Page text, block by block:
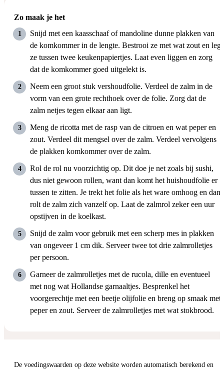
Zo maak je het
Snijd met een kaasschaaf of mandoline dunne plakken van
de komkommer in de lengte. Bestrooi ze met wat zout en leg
ze tussen twee keukenpapiertjes. Laat even liggen en zorg
dat de komkommer goed uitgelekt is.
Neem een groot stuk vershoudfolie. Verdeel de zalm in de
vorm van een grote rechthoek over de folie. Zorg dat de
zalm netjes tegen elkaar aan ligt.
Meng de ricotta met de rasp van de citroen en wat peper en
zout. Verdeel dit mengsel over de zalm. Verdeel vervolgens
de plakken komkommer over de zalm.
Rol de rol nu voorzichtig op. Dit doe je net zoals bij sushi,
dus niet gewoon rollen, want dan komt het huishoudfolie er
tussen te zitten. Je trekt het folie als het ware omhoog en dan
rolt de zalm zich vanzelf op. Laat de zalmrol zeker een uur
opstijven in de koelkast.
Snijd de zalm voor gebruik met een scherp mes in plakken
van ongeveer 1 cm dik. Serveer twee tot drie zalmrolletjes
per persoon.
Garneer de zalmrolletjes met de rucola, dille en eventueel
met nog wat Hollandse garnaaltjes. Besprenkel het
voorgerechtje met een beetje olijfolie en breng op smaak met
peper en zout. Serveer de zalmrolletjes met wat stokbrood.
De voedingswaarden op deze website worden automatisch berekend en